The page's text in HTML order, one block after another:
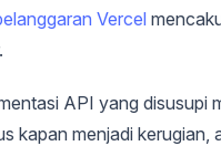
Vercel
API yang disusupi
menjadi kerugian,